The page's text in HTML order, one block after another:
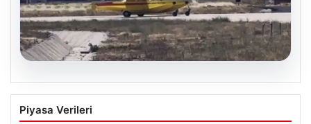
06.08.2026
İspanya ve Fransa’daki Görevlerini
Tamamlayan Yangın Söndürme Uçakları
Piyasa Verileri